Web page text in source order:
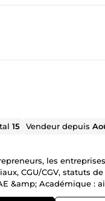
15 Vendeur depuis
les
CGU/CGV, statuts
&amp; Académique :
des expériences,